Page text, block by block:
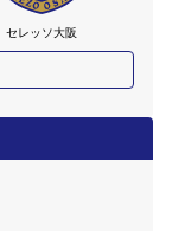
セレッソ大阪